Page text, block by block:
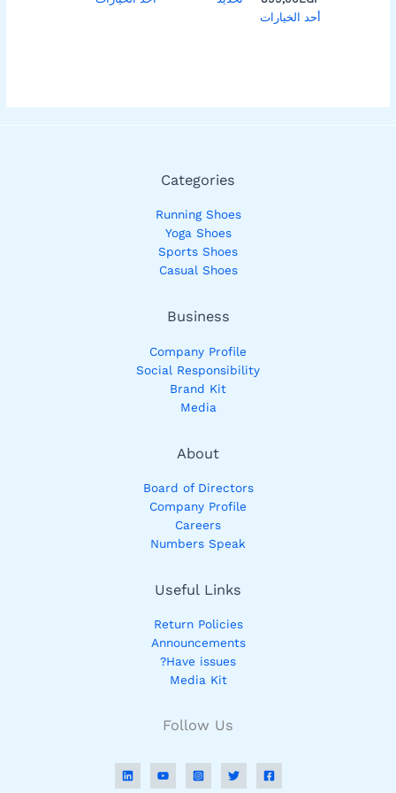
أحد الخيارات
Categories
Running Shoes
Yoga Shoes
Sports Shoes
Casual Shoes
Business
Company Profile
Social Responsibility
Brand Kit
Media
About
Board of Directors
Company Profile
Careers
Numbers Speak
Useful Links
Return Policies
Announcements
Have issues?
Media Kit
Follow Us